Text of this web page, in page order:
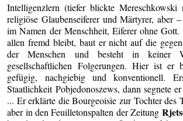
Intelligenzlern (tiefer blickte
religiöse Glaubenseiferer und Märtyrer, aber
im Namen der Menschheit, Eiferer ohne
allen fremd bleibt, baut er nicht auf die
der Menschen und besteht in keiner
gesellschaftlichen Folgerungen. Hier ist er
gefügig, nachgiebig und konventionell.
Staatlichkeit Pobjedonoszews, dann segnete
... Er erklärte die Bourgeoisie zur Tochter des
aber in den Feuilletonspalten der Zeitung